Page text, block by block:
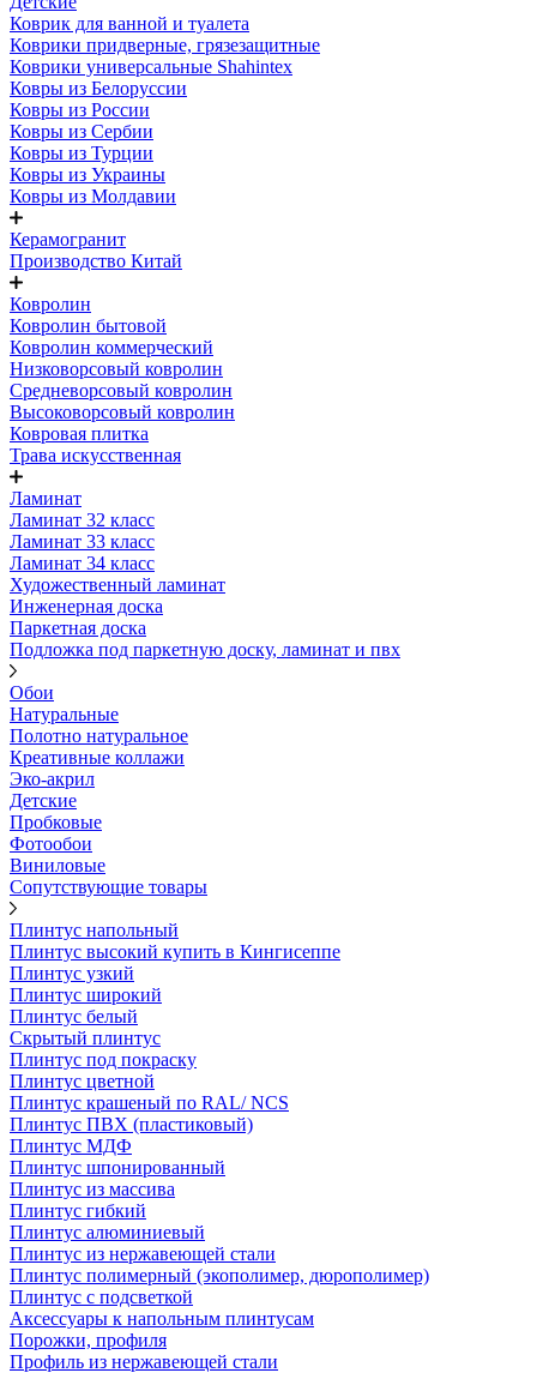
Коврик для ванной и туалета
Коврики придверные, грязезащитные
Коврики универсальные Shahintex
Ковры из Белоруссии
Ковры из России
Ковры из Сербии
Ковры из Турции
Ковры из Украины
Ковры из Молдавии
Керамогранит
Производство Китай
Ковролин
Ковролин бытовой
Ковролин коммерческий
Низковорсовый ковролин
Средневорсовый ковролин
Высоковорсовый ковролин
Ковровая плитка
Трава искусственная
Ламинат
Ламинат 32 класс
Ламинат 33 класс
Ламинат 34 класс
Художественный ламинат
Инженерная доска
Паркетная доска
Подложка под паркетную доску, ламинат и пвх
Обои
Натуральные
Полотно натуральное
Креативные коллажи
Эко-акрил
Детские
Пробковые
Фотообои
Виниловые
Сопутствующие товары
Плинтус напольный
Плинтус высокий купить в Кингисеппе
Плинтус узкий
Плинтус широкий
Плинтус белый
Скрытый плинтус
Плинтус под покраску
Плинтус цветной
Плинтус крашеный по RAL/ NCS
Плинтус ПВХ (пластиковый)
Плинтус МДФ
Плинтус шпонированный
Плинтус из массива
Плинтус гибкий
Плинтус алюминиевый
Плинтус из нержавеющей стали
Плинтус полимерный (экополимер, дюрополимер)
Плинтус с подсветкой
Аксессуары к напольным плинтусам
Порожки, профиля
Профиль из нержавеющей стали